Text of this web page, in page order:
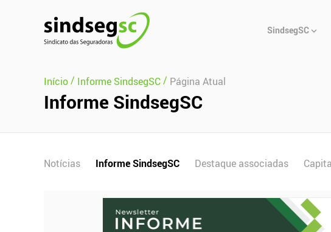
Principal
SindsegSC
Início/ Informe SindsegSC/ Página Atual
Informe SindsegSC
Notícias Informe SindsegSC Destaque associadas